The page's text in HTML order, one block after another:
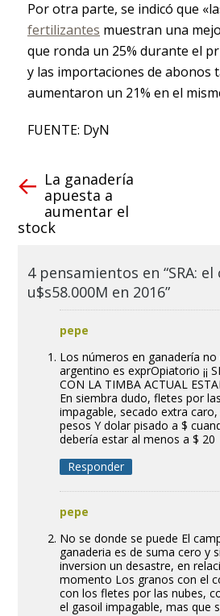
Por otra parte, se indicó que
fertilizantes muestran una
que ronda un 25% durante el
y las importaciones de abonos
aumentaron un 21% en el
FUENTE: DyN
La ganadería
apuesta a
aumentar el
stock
4 pensamientos en “SRA:
u$s58.000M en 2016”
pepe
Los números en ganadería
argentino es exprOpiatorio ¡¡
CON LA TIMBA ACTUAL
En siembra dudo, fletes por
impagable, secado extra
pesos Y dolar pisado a $
debería estar al menos a $ 20
Responder
pepe
No se donde se puede El
ganaderia es de suma cero y
inversion un desastre, en
momento Los granos con el
con los fletes por las nubes,
el gasoil impagable, mas que